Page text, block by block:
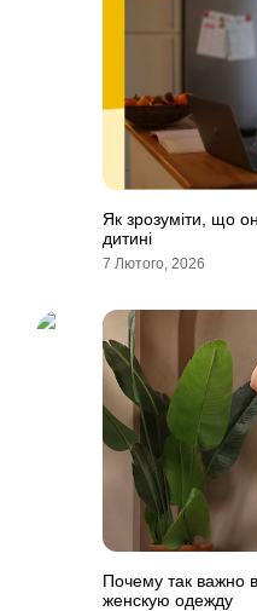
Як зрозуміти, що
дитині
7 Лютого, 2026
Почему так важно
женскую одежду